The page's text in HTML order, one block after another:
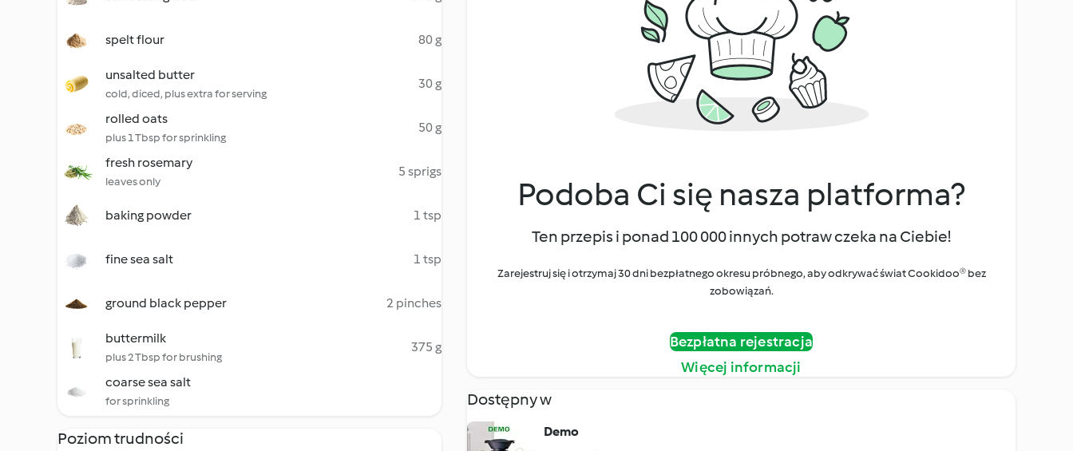
spelt flour 80 g
unsalted butter
cold, diced, plus extra for serving
30 g
rolled oats
plus 1 Tbsp for sprinkling
50 g
fresh rosemary
leaves only
5 sprigs
baking powder 1 tsp
fine sea salt 1 tsp
ground black pepper 2 pinches
buttermilk
plus 2 Tbsp for brushing
375 g
coarse sea salt
for sprinkling
Poziom trudności
Podoba Ci się nasza platforma?
Ten przepis i ponad 100 000 innych potraw czeka na Ciebie!
Zarejestruj się i otrzymaj 30 dni bezpłatnego okresu próbnego, aby odkrywać świat Cookidoo® bez
zobowiązań.
Bezpłatna rejestracja
Więcej informacji
Dostępny w
Demo